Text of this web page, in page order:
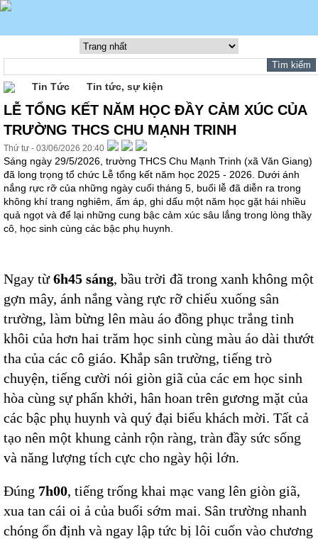
Tin Tức Tin tức, sự kiện
LỄ TỔNG KẾT NĂM HỌC ĐẦY CẢM XÚC CỦA
TRƯỜNG THCS CHU MẠNH TRINH
Thứ tư - 03/06/2026 20:40
Sáng ngày 29/5/2026, trường THCS Chu Mạnh Trinh (xã Văn Giang)
đã long trọng tổ chức Lễ tổng kết năm học 2025 - 2026. Dưới ánh
nắng rực rỡ của những ngày cuối tháng 5, buổi lễ đã diễn ra trong
không khí trang nghiêm, ấm áp, ghi dấu một năm học gặt hái nhiều
quả ngọt và để lại những cung bậc cảm xúc sâu lắng trong lòng thầy
cô, học sinh cùng các bậc phụ huynh.
Ngay từ6h45 sáng, bầu trời đã trong xanh không một
gợn mây, ánh nắng vàng rực rỡ chiếu xuống sân
trường, làm bừng lên màu áo đồng phục trắng tinh
khôi của hơn hai trăm học sinh cùng màu áo dài thướt
tha của các cô giáo. Khắp sân trường, tiếng trò
chuyện, tiếng cười nói giòn giã của các em học sinh
hòa cùng sự phấn khởi, hân hoan trên gương mặt của
các bậc phụ huynh và quý đại biểu khách mời. Tất cả
tạo nên một khung cảnh rộn ràng, tràn đầy sức sống
và năng lượng tích cực cho ngày hội lớn.
Đúng 7h00, tiếng trống khai mạc vang lên giòn giã,
xua tan cái oi ả của buổi sớm mai. Sân trường nhanh
chóng ổn định và ngay lập tức bị lôi cuốn vào chương